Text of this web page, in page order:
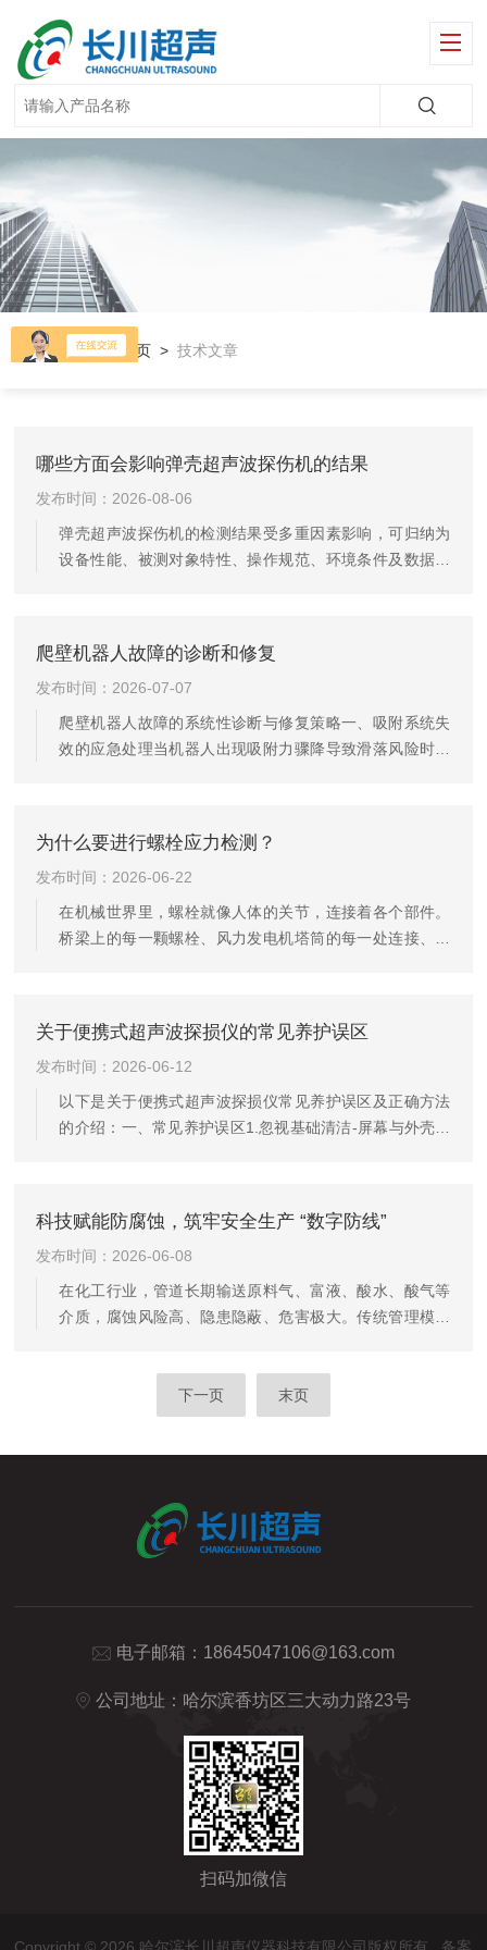
当前位置： 首页 >技术文章
哪些方面会影响弹壳超声波探伤机的结果
发布时间：2026-08-06
弹壳超声波探伤机的检测结果受多重因素影响，可归纳为
设备性能、被测对象特性、操作规范、环境条件及数据处
但穿透深度浅，可能漏检深层缺陷；低频探头则相反。例
如，检测弹壳颈部与底部连接处时，若未选用合适角度的
斜探头，声束无法有效覆盖坡口区域，导致裂纹漏检。此
外，探头与设备的匹配性也关键，不匹配会导致信号衰减
爬壁机器人故障的诊断和修复
发布时间：2026-07-07
爬壁机器人故障的系统性诊断与修复策略一、吸附系统失
效的应急处理当机器人出现吸附力骤降导致滑落风险时，
使用高斯计检测永磁体表面磁场强度衰减情况，若磁通密
度下降超过初始值15%，需整组更换钕铁硼磁块。同步排
查密封胶条完整性，采用氦气检漏仪定位微裂纹，局部修
补需使用耐候性硅胶粘合剂。二、驱动模块异常振动分析
为什么要进行螺栓应力检测？
发布时间：2026-06-22
在机械世界里，螺栓就像人体的关节，连接着各个部件。
桥梁上的每一颗螺栓、风力发电机塔筒的每一处连接、高
检测？简单来说，螺栓应力检测就是测量螺栓在拧紧后内
部承受的拉力大小。当我们用扳手拧紧螺栓时，螺栓会被
拉伸，内部产生一种叫“应力”的力量。这个力量的大小直接
决定了连接是否牢固。应力太小，连接容易松动；应力太
关于便携式超声波探损仪的常见养护误区
发布时间：2026-06-12
以下是关于便携式超声波探损仪常见养护误区及正确方法
的介绍：一、常见养护误区1.忽视基础清洁-屏幕与外壳清
USB接口、充电端口及按键缝隙，易引发接触不良或短
路。2.错误存放方式-潮湿环境暴露：将仪器长期置于高湿
度环境，可能导致内部电路腐蚀。-随意堆放杂物：存放时
未使用专用防护箱，与其他工具混放，易造成碰撞损伤。
科技赋能防腐蚀，筑牢安全生产 “数字防线”
发布时间：2026-06-08
在化工行业，管道长期输送原料气、富液、酸水、酸气等
介质，腐蚀风险高、隐患隐蔽、危害极大。传统管理模式
巡检难、风险预警滞后等突出问题，一旦发生腐蚀穿孔，
极易引发泄漏、停产甚至安全事故。为从根本上提升管道
损检测、物联网实时传输、大数据智能分析三大核心技术
为底座，为关键管道装上全天候“...
下一页 末页
电子邮箱： 18645047106@163.com
公司地址：哈尔滨香坊区三大动力路23号
扫码加微信
Copyright © 2026 哈尔滨长川超声仪器科技有限公司版权所有 备案